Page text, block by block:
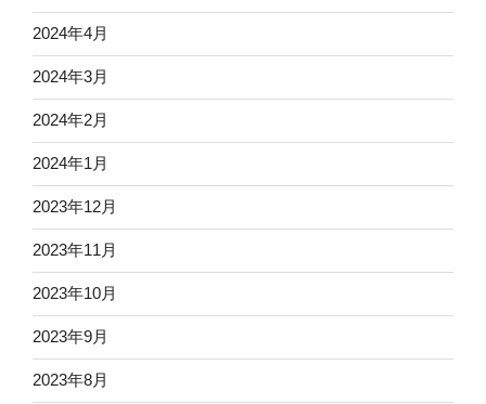
2024年4月
2024年3月
2024年2月
2024年1月
2023年12月
2023年11月
2023年10月
2023年9月
2023年8月